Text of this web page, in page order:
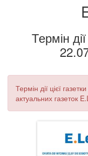
Термін
Термін дії цієї
актуальних газеток